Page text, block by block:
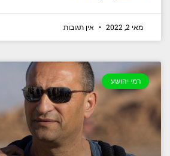
מאי 2, 2022 אין תגובות
רמי יהושע